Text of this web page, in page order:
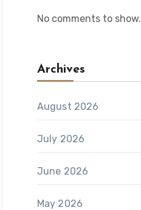
No comments to show.
Archives
August 2026
July 2026
June 2026
May 2026